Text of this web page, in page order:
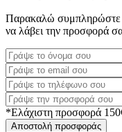
Παρακαλώ συμπληρώστε
να λάβει την προσφορά
*Ελάχιστη προσφορά
Αποστολή προσφοράς